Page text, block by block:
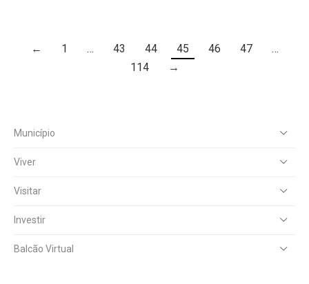
← 1 … 43 44 45 46 47
…
114
→
Município
Viver
Visitar
Investir
Balcão Virtual